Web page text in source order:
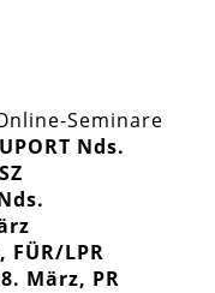
Seminare
Nds.
FÜR/LPR
März, PR